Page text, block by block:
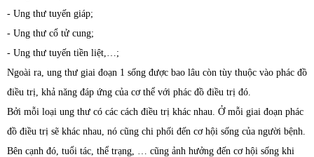
- Ung thư tuyến giáp;
- Ung thư cổ tử cung;
- Ung thư tuyến tiền liệt,…;
Ngoài ra, ung thư giai đoạn 1 sống được bao lâu còn tùy thuộc vào phác đồ
điều trị, khả năng đáp ứng của cơ thể với phác đồ điều trị đó.
Bởi mỗi loại ung thư có các cách điều trị khác nhau. Ở mỗi giai đoạn phác
đồ điều trị sẽ khác nhau, nó cũng chi phối đến cơ hội sống của người bệnh.
Bên cạnh đó, tuổi tác, thể trạng, … cũng ảnh hưởng đến cơ hội sống khi